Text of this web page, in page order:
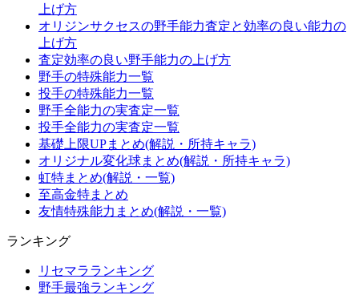
上げ方
オリジンサクセスの野手能力査定と効率の良い能力の
上げ方
査定効率の良い野手能力の上げ方
野手の特殊能力一覧
投手の特殊能力一覧
野手全能力の実査定一覧
投手全能力の実査定一覧
基礎上限UPまとめ(解説・所持キャラ)
オリジナル変化球まとめ(解説・所持キャラ)
虹特まとめ(解説・一覧)
至高金特まとめ
友情特殊能力まとめ(解説・一覧)
ランキング
リセマラランキング
野手最強ランキング